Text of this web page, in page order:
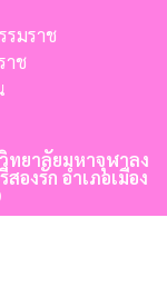
รมราช
าช
ทยาลัยมหาจุฬาลง
องรัก อำเภอเมือง